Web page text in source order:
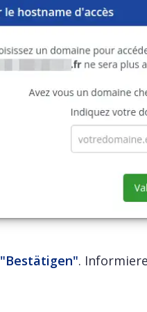
"Bestätigen".